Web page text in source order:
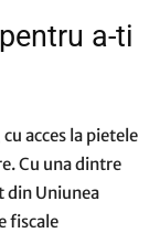
a-ti
acces la pietele
Cu una dintre
din Uniunea
fiscale